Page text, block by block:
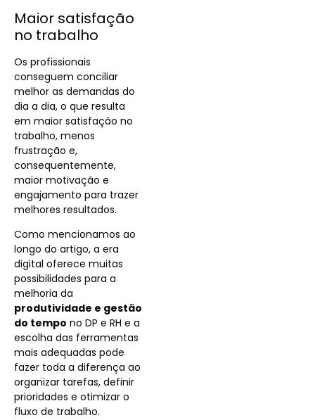
Maior satisfação
no trabalho
Os profissionais
conseguem conciliar
melhor as demandas do
dia a dia, o que resulta
em maior satisfação no
trabalho, menos
frustração e,
consequentemente,
maior motivação e
engajamento para trazer
melhores resultados.
Como mencionamos ao
longo do artigo, a era
digital oferece muitas
possibilidades para a
melhoria da
produtividade e gestão
do tempo no DP e RH e a
escolha das ferramentas
mais adequadas pode
fazer toda a diferença ao
organizar tarefas, definir
prioridades e otimizar o
fluxo de trabalho.